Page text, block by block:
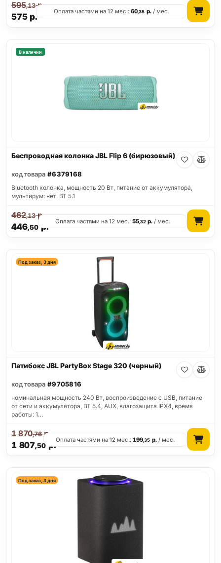
575р.
595,13р.
Оплата частями на 12 мес.:60,35 р./ мес.
В наличии
Беспроводная колонка JBL Flip 6 (бирюзовый)
код товара #6379168
Bluetooth колонка, мощность 20 Вт, питание от аккумулятора,
мультирум: нет, BT 5.1
446,50р.
462,13р.
Оплата частями на 12 мес.:55,32 р. / мес.
Под заказ, 3 дня
Патибокс JBL PartyBox Stage 320 (черный)
код товара #9705816
номинальная мощность 240 Вт, воспроизведение с USB, питание
от сети и аккумулятора, BT 5.4, AUX, влагозащита IPX4, время
работы: 1…
1 807,50 р.
1 870,76р.
Оплата частями на 12 мес.:199,35 р./ мес.
Под заказ, 3 дня